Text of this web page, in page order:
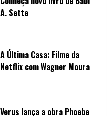
A. Sette
A Última Casa: Filme da
Netflix com Wagner Moura
Verus lança a obra Phoebe